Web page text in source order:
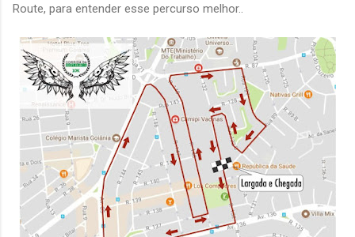
Route, para entender esse percurso melhor..